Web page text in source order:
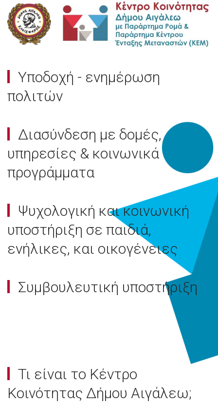
Υποδοχή - ενημέρωση
πολιτών
Διασύνδεση με δομές,
υπηρεσίες & κοινωνικά
προγράμματα
Ψυχολογική και κοινωνική
υποστήριξη σε παιδιά,
ενήλικες, και οικογένειες
Συμβουλευτική υποστήριξη
Τι είναι το Κέντρο
Κοινότητας Δήμου Αιγάλεω;